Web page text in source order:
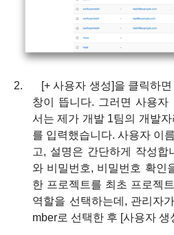
2. [+사용자 생성]을 클릭하
창이 뜹니다. 그러면 사용자
서는 제가 개발1팀의 개발
를 입력했습니다.사용자 이
고, 설명은 간단하게 작성합
와 비밀번호, 비밀번호 확인
한 프로젝트를 최초 프로젝
역할을 선택하는데 , 관리자
mber로 선택한 후 [사용자 생